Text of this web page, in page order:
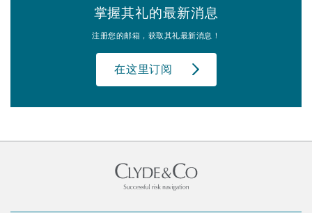
掌握其礼的最新消息
注册您的邮箱，获取其礼最新消息！
在这里订阅